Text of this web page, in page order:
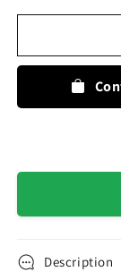
Bio
Abricot
Description